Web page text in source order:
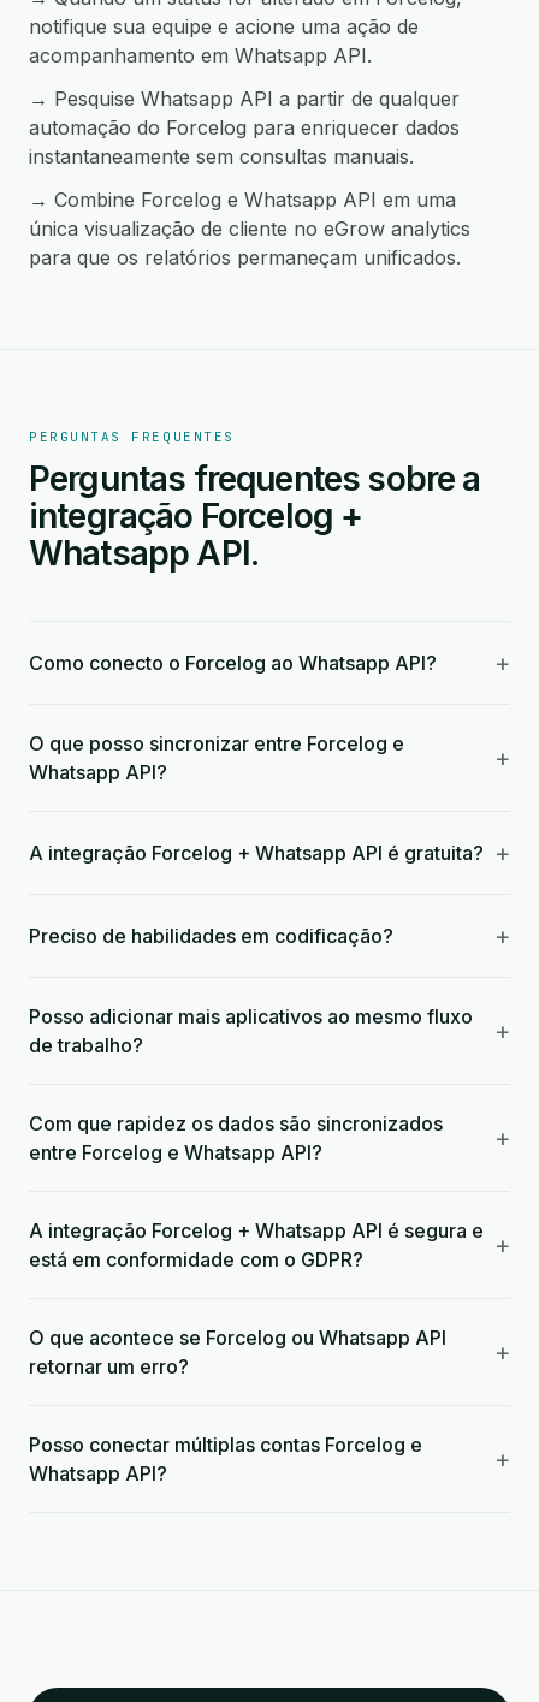
notifique sua equipe e acione uma ação de
acompanhamento em Whatsapp API.
→ Pesquise Whatsapp API a partir de qualquer
automação do Forcelog para enriquecer dados
instantaneamente sem consultas manuais.
→ Combine Forcelog e Whatsapp API em uma
única visualização de cliente no eGrow analytics
para que os relatórios permaneçam unificados.
PERGUNTAS FREQUENTES
Perguntas frequentes sobre a
integração Forcelog +
Whatsapp API.
Como conecto o Forcelog ao Whatsapp API? +
O que posso sincronizar entre Forcelog e
Whatsapp API?
+
A integração Forcelog + Whatsapp API é gratuita? +
Preciso de habilidades em codificação? +
Posso adicionar mais aplicativos ao mesmo fluxo
de trabalho?
+
Com que rapidez os dados são sincronizados
entre Forcelog e Whatsapp API?
+
A integração Forcelog + Whatsapp API é segura e
está em conformidade com o GDPR?
+
O que acontece se Forcelog ou Whatsapp API
retornar um erro?
+
Posso conectar múltiplas contas Forcelog e
Whatsapp API?
+